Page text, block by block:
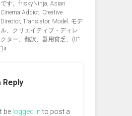
です。friskyNinja, Asian
Cinema Addict, Creative
Director, Translator, Model. モデ
ル、クリエイティブ・ディレ
クター、翻訳、器用貧乏、(ง︡'-
'︠)ง
Reply
be logged into post a